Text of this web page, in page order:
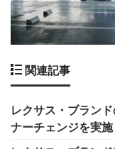
関連記事
レクサス・ブラン
ナーチェンジを実